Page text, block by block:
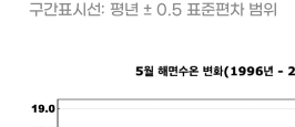
구간표시선: 평년 ± 0.5 표준편차 범위